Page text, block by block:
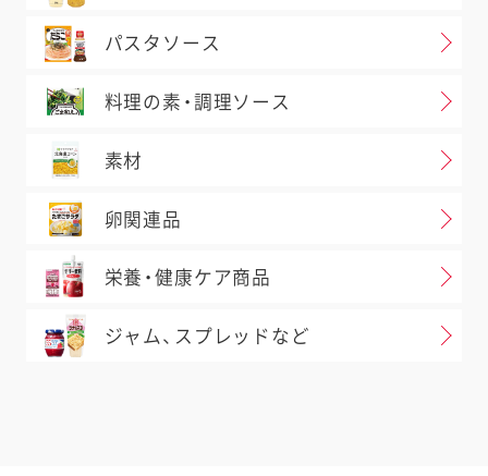
パスタソース
料理の素・調理ソース
素材
卵関連品
栄養・健康ケア商品
ジャム、スプレッドなど